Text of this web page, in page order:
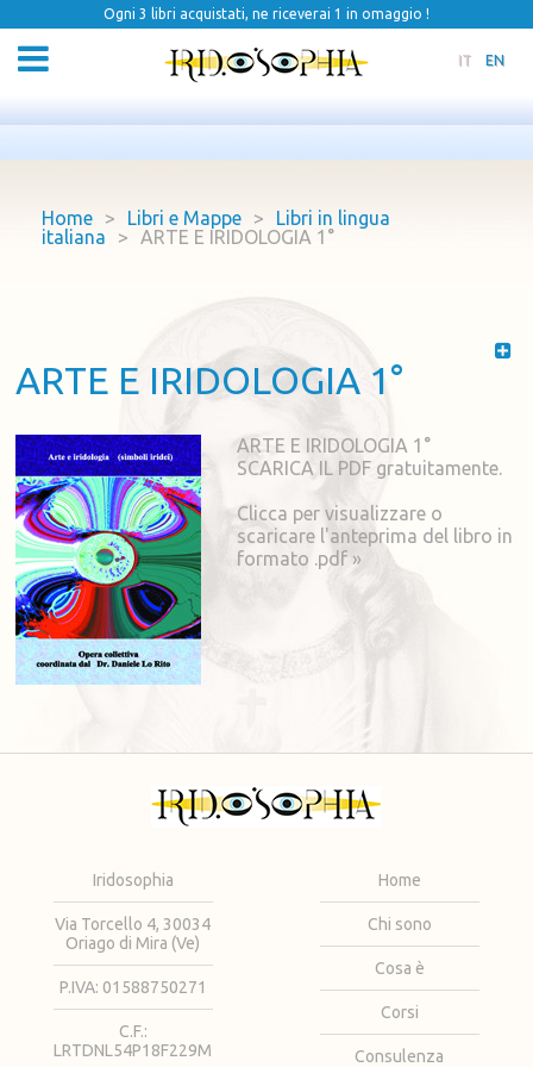
Ogni 3 libri acquistati, ne riceverai 1 in omaggio !
IT EN
Home > Libri e Mappe >
Libri in lingua
italiana
> ARTE E IRIDOLOGIA 1°
ARTE E IRIDOLOGIA 1°
ARTE E IRIDOLOGIA 1°
SCARICA IL PDF gratuitamente.
Clicca per visualizzare o
scaricare l'anteprima del libro in
formato .pdf »
Iridosophia
Via Torcello 4, 30034
Oriago di Mira (Ve)
P.IVA: 01588750271
C.F.:
LRTDNL54P18F229M
Home
Chi sono
Cosa è
Corsi
Consulenza